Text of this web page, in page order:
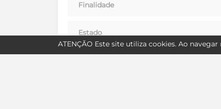
ATENÇÃO Este site utiliza cookies. Ao navegar
Finalidade
Estado